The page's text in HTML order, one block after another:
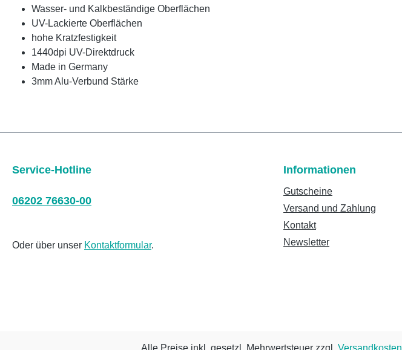
Wasser- und Kalkbeständige Oberflächen
UV-Lackierte Oberflächen
hohe Kratzfestigkeit
1440dpi UV-Direktdruck
Made in Germany
3mm Alu-Verbund Stärke
Service-Hotline
06202 76630-00
Oder über unser Kontaktformular.
Informationen
Gutscheine
Versand und Zahlung
Kontakt
Newsletter
Alle Preise inkl. gesetzl. Mehrwertsteuer zzgl. Versandkosten